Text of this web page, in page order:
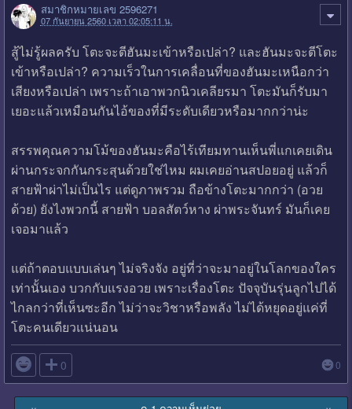
สมาชิกหมายเลข 2596271
07 กันยายน 2560 เวลา 02:05:11 น.
สู้ไม่รู้ผลครับ โตะจะตีฮันมะเข้าหรือเปล่า? และฮันมะจะตีโตะ
เข้าหรือเปล่า? ความเร็วในการเคลื่อนที่ของฮันมะเหนือกว่า
เสียงหรือเปล่า เพราะถ้าเอาพวกนิวเคลียรมา โตะมันก็รับมา
เยอะแล้วเหมือนกันไอ้ของที่มีระดับเดียวหรือมากกว่าน่ะ
สรรพคุณความโม้ของฮันมะคือไร้เทียมทานเห็นพี่แกเคยเดิน
ผ่านกระจกกันกระสุนด้วยใช่ไหม ผมเคยอ่านสปอยอยู่ แล้วก็
สายฟ้าผ่าไม่เป็นไร แต่ดูภาพรวม ถือข้างโตะมากกว่า (อวย
ด้วย) ยังไงพวกนี้ สายฟ้า บอลสัตว์หาง ผ่าพระจันทร์ มันก็เคย
เจอมาแล้ว
แต่ถ้าตอบแบบเล่นๆ ไม่จริงจัง อยู่ที่ว่าจะมาอยู่ในโลกของใคร
เท่านั้นเอง บวกกับแรงอวย เพราะเรื่องโตะ ปัจจุบันรุ่นลูกไปได้
ไกลกว่าที่เห็นซะอีก ไม่ว่าจะวิชาหรือพลัง ไม่ได้หยุดอยู่แค่ที่
โตะคนเดียวแน่นอน
 0 0